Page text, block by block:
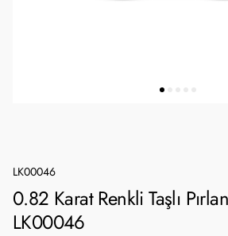
LK00046
0.82 Karat Renkli Taşlı
LK00046